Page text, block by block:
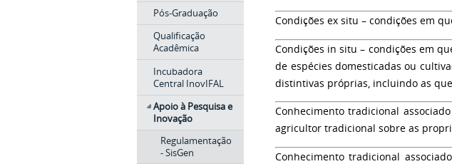
Pós-Graduação
Qualificação
Acadêmica
Incubadora
Central InovIFAL
Apoio à Pesquisa e
Inovação
Regulamentação
- SisGen
Condições ex situ – condições em
Condições in situ – condições em
de espécies domesticadas ou
distintivas próprias, incluindo as
Conhecimento tradicional associado
agricultor tradicional sobre as
Conhecimento tradicional